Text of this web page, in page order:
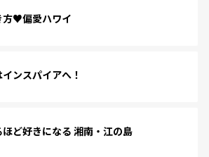
方♥偏愛ハワイ
ンスパイアへ！
ど好きになる 湘南・江の島